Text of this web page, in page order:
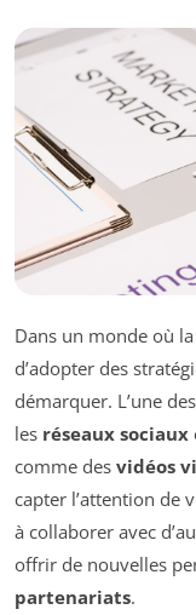
Dans un monde où
d’adopter des
démarquer. L’une
les réseaux sociaux
comme des vidéos
capter l’attention de
à collaborer avec
offrir de nouvelles
partenariats.